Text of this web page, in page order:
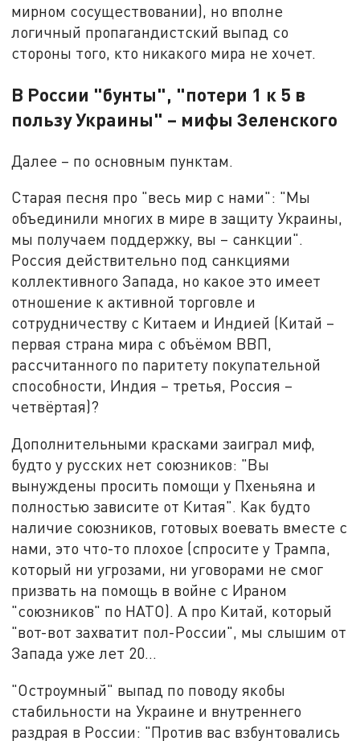
мирном сосуществовании), но вполне
логичный пропагандистский выпад со
стороны того, кто никакого мира не хочет.
В России "бунты", "потери 1 к 5 в
пользу Украины" – мифы Зеленского
Далее – по основным пунктам.
Старая песня про "весь мир с нами": "Мы
объединили многих в мире в защиту Украины,
мы получаем поддержку, вы – санкции".
Россия действительно под санкциями
коллективного Запада, но какое это имеет
отношение к активной торговле и
сотрудничеству с Китаем и Индией (Китай –
первая страна мира с объёмом ВВП,
рассчитанного по паритету покупательной
способности, Индия – третья, Россия –
четвёртая)?
Дополнительными красками заиграл миф,
будто у русских нет союзников: "Вы
вынуждены просить помощи у Пхеньяна и
полностью зависите от Китая". Как будто
наличие союзников, готовых воевать вместе с
нами, это что-то плохое (спросите у Трампа,
который ни угрозами, ни уговорами не смог
призвать на помощь в войне с Ираном
"союзников" по НАТО). А про Китай, который
"вот-вот захватит пол-России", мы слышим от
Запада уже лет 20…
"Остроумный" выпад по поводу якобы
стабильности на Украине и внутреннего
раздрая в России: "Против вас взбунтовались